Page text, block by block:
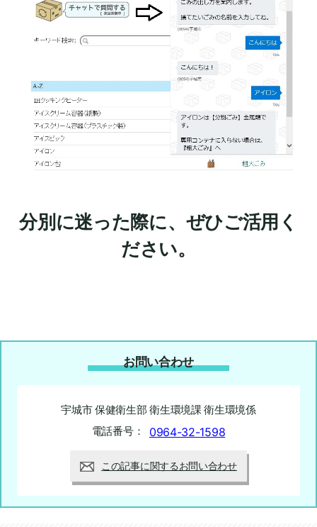
分別に迷った際に、ぜひご活用く
ださい。
お問い合わせ
宇城市 保健衛生部 衛生環境課 衛生環境係
電話番号：
0964-32-1598
この記事に関するお問い合わせ